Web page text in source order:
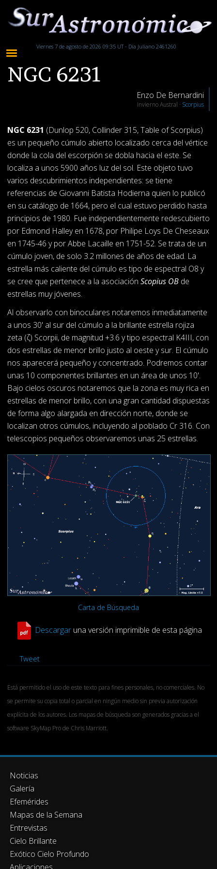
Viernes 7 de agosto de 2026 09:35 UT - Día Juliano 2461260
NGC 6231
Enzo De Bernardini
Invierno Austral · Scorpius
NGC 6231 (Dunlop 520, Collinder 315, Table of Scorpius)
es un pequeño cúmulo abierto localizado cerca del vértice
donde la cola del escorpión se dobla hacia el este. Se
localiza a unos 5900 años luz del sol. Este objeto tuvo
varios descubrimientos independientes: se tiene
referencias de Giovanni Batista Hodierna quien lo publicó
en su catálogo de 1664, pero el cual estuvo perdido hasta
principios de 1980. Fue independientemente redescubierto
por Edmond Halley en 1678, por Philipe Loys De Cheseaux
en 1745-46 y por Abbe Lacaille en 1751-52. Se trata de un
cúmulo joven, de solo 3.2 millones de años de edad. La
estrella más caliente del cúmulo es tipo de espectral O8 y
se cree que pertenece a la asociación Scopius OB de
estrellas muy jóvenes.
Al observarlo con binoculares notaremos inmediatamente
a unos 30' al sur del cúmulo a la brillante estrella rojiza
zeta (ζ) Scorpii, de magnitud +3.6 y tipo espectral K4III, con
dos estrellas de menor brillo justo al oeste y sur. El cúmulo
nos aparecerá pequeño y concentrado. Podremos contar
unas 10 componentes brillantes en un área de unos 10'.
Bajo cielos oscuros notaremos que la zona es muy rica en
estrellas de menor brillo, con una gran cantidad dispuestas
de forma algo alargada en dirección norte, donde se
localizan otros cúmulos, incluyendo al poblado Cr 316. Con
telescopios pequeños observaremos unas 25 estrellas.
Carta de Búsqueda
Descargaruna versión imprimible de esta página
Tweet
Está permitido el uso de este texto para fines personales, no comerciales. No
se permite su copia total o parcial en ningún medio sin previa autorización
explícita de los autores. Los mapas de búsqueda son generados gracias a el
software SkyMap Pro de Chris Marriott.
Noticias
Galería
Efemérides
Mapas de la Semana
Entrevistas
Cielo Brillante
Exótico Cielo Profundo